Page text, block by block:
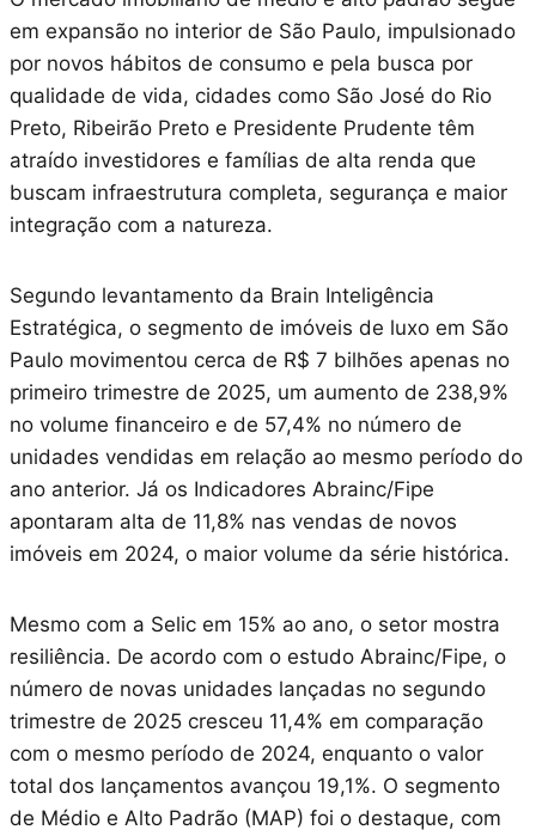
em expansão no interior de São Paulo, impulsionado
por novos hábitos de consumo e pela busca por
qualidade de vida, cidades como São José do Rio
Preto, Ribeirão Preto e Presidente Prudente têm
atraído investidores e famílias de alta renda que
buscam infraestrutura completa, segurança e maior
integração com a natureza.
Segundo levantamento da Brain Inteligência
Estratégica, o segmento de imóveis de luxo em São
Paulo movimentou cerca de R$ 7 bilhões apenas no
primeiro trimestre de 2025, um aumento de 238,9%
no volume financeiro e de 57,4% no número de
unidades vendidas em relação ao mesmo período do
ano anterior. Já os Indicadores Abrainc/Fipe
apontaram alta de 11,8% nas vendas de novos
imóveis em 2024, o maior volume da série histórica.
Mesmo com a Selic em 15% ao ano, o setor mostra
resiliência. De acordo com o estudo Abrainc/Fipe, o
número de novas unidades lançadas no segundo
trimestre de 2025 cresceu 11,4% em comparação
com o mesmo período de 2024, enquanto o valor
total dos lançamentos avançou 19,1%. O segmento
de Médio e Alto Padrão (MAP) foi o destaque, com